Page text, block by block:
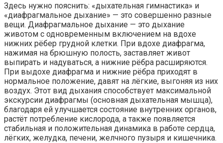
Здесь нужно пояснить: «дыхательная гимнастика» и
«диафрагмальное дыхание» — это совершенно разные
вещи. Диафрагмальное дыхание — это дыхание
животом с одновременным включением на вдохе
нижних рёбер грудной клетки. При вдохе диафрагма,
нажимая на брюшную полость, заставляет живот
выпирать и надуваться, а нижние рёбра расширяются.
При выдохе диафрагма и нижние рёбра приходят в
нормальное положение, давят на лёгкие, выгоняя из них
воздух. Этот вид дыхания способствует максимальной
экскурсии диафрагмы (основная дыхательная мышца),
благодаря ей улучшается состояние внутренних органов,
растёт потребление кислорода, а также появляется
стабильная и положительная динамика в работе сердца,
лёгких, желудка, печени, желчного пузыря и кишечника.